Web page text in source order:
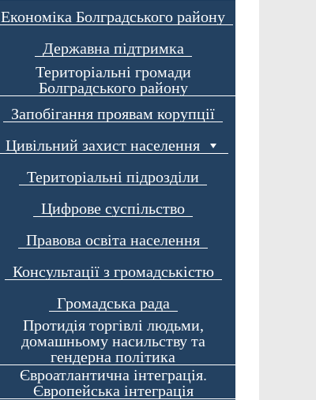
Економіка Болградського району
Державна підтримка
Територіальні громади
Болградського району
Запобігання проявам корупції
Цивільний захист населення
Територіальні підрозділи
Цифрове суспільство
Правова освіта населення
Консультації з громадськістю
Громадська рада
Протидія торгівлі людьми,
домашньому насильству та
гендерна політика
Євроатлантична інтеграція.
Європейська інтеграція